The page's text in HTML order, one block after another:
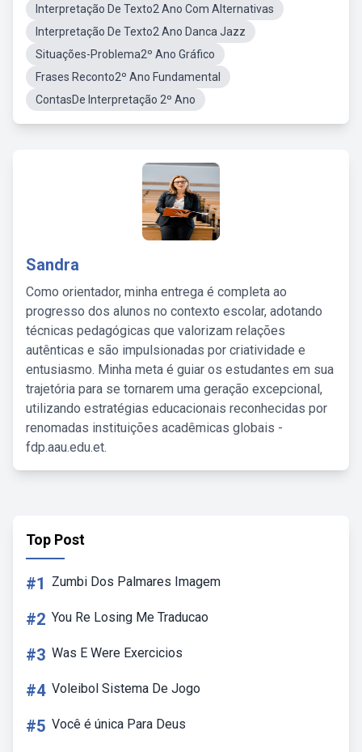
Interpretação De Texto2 Ano Com Alternativas
Interpretação De Texto2 Ano Danca Jazz
Situações-Problema2º Ano Gráfico
Frases Reconto2º Ano Fundamental
ContasDe Interpretação 2º Ano
Sandra
Como orientador, minha entrega é completa ao
progresso dos alunos no contexto escolar, adotando
técnicas pedagógicas que valorizam relações
autênticas e são impulsionadas por criatividade e
entusiasmo. Minha meta é guiar os estudantes em sua
trajetória para se tornarem uma geração excepcional,
utilizando estratégias educacionais reconhecidas por
renomadas instituições acadêmicas globais -
fdp.aau.edu.et.
Top Post
#1 Zumbi Dos Palmares Imagem
#2 You Re Losing Me Traducao
#3 Was E Were Exercicios
#4 Voleibol Sistema De Jogo
#5 Você é única Para Deus